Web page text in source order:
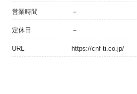
営業時間 －
定休日 －
URL https://cnf-ti.co.jp/